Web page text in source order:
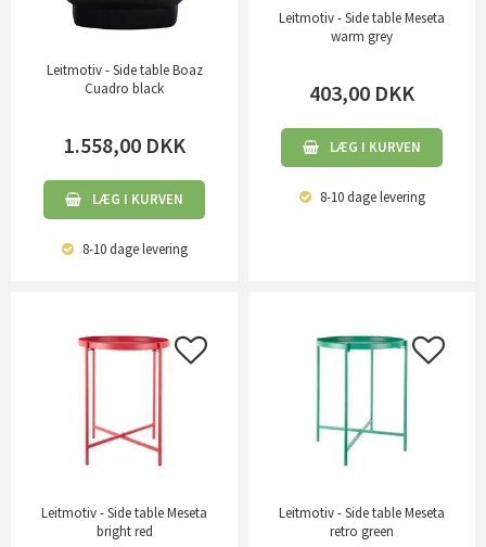
Leitmotiv - Side table Boaz
Cuadro black
1.558,00 DKK
LÆG I KURVEN
8-10 dagelevering
Leitmotiv - Side table Meseta
warm grey
403,00 DKK
LÆG I KURVEN
8-10 dagelevering
Leitmotiv - Side table Meseta
bright red
Leitmotiv - Side table Meseta
retro green